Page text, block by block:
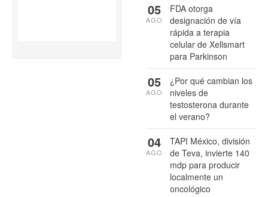
FDA otorga
designación de vía
rápida a terapia
celular de Xellsmart
para Parkinson
05
AGO
¿Por qué cambian los
niveles de
testosterona durante
el verano?
05
AGO
TAPI México, división
de Teva, invierte 140
mdp para producir
localmente un
oncológico
04
AGO